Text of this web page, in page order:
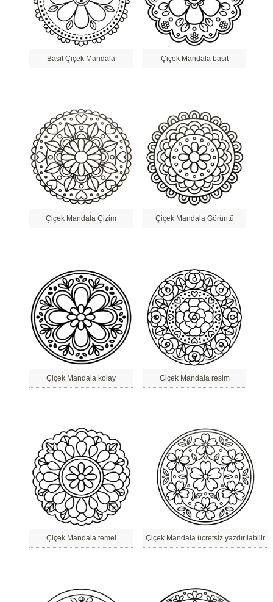
Basit Çiçek Mandala Çiçek Mandala basit
Çiçek Mandala Çizim Çiçek Mandala Görüntü
Çiçek Mandala kolay Çiçek Mandala resim
Çiçek Mandala temel Çiçek Mandala ücretsiz yazdırılabilir